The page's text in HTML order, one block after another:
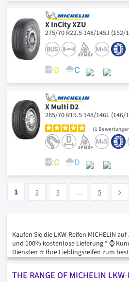
X InCity XZU
275/70 R22.5 148/145J (152/
X Multi D2
285/70 R19.5 148/146L (146/
1
Vous lisez actuellement la page
1 2 3 … 5
Kaufen Sie die LKW-Reifen MICHELIN
und 100% kostenlose Lieferung * ⌚
Diensten ⭐ Ihre Lieblingsreifen zum
THE RANGE OF MICHELIN